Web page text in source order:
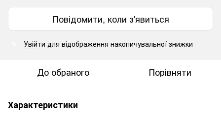
Повідомити, коли з'явиться
Увійти для відображення накопичувальної знижки
До обраного Порівняти
Характеристики